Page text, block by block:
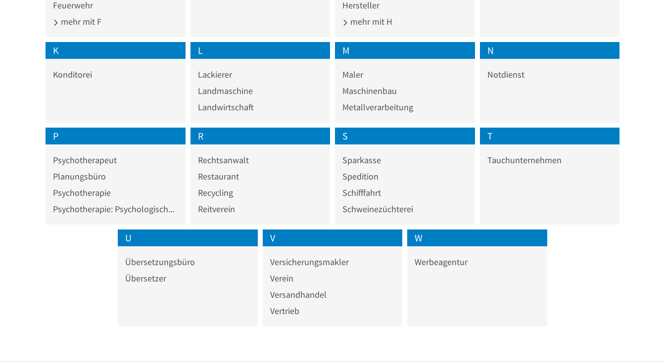
Feuerwehr
mehr mit F
Hersteller
mehr mit H
K
Konditorei
L
Lackierer
Landmaschine
Landwirtschaft
M
Maler
Maschinenbau
Metallverarbeitung
N
Notdienst
P
Psychotherapeut
Planungsbüro
Psychotherapie
Psychotherapie: Psychologischer Psychotherapeut
R
Rechtsanwalt
Restaurant
Recycling
Reitverein
S
Sparkasse
Spedition
Schifffahrt
Schweinezüchterei
T
Tauchunternehmen
U
Übersetzungsbüro
Übersetzer
V
Versicherungsmakler
Verein
Versandhandel
Vertrieb
W
Werbeagentur